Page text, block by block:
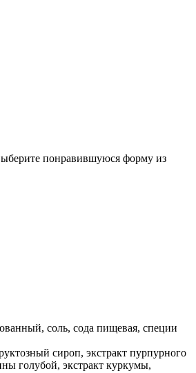
понравившуюся форму из
соль, сода пищевая, специи
сироп, экстракт пурпурного
голубой, экстракт куркумы,